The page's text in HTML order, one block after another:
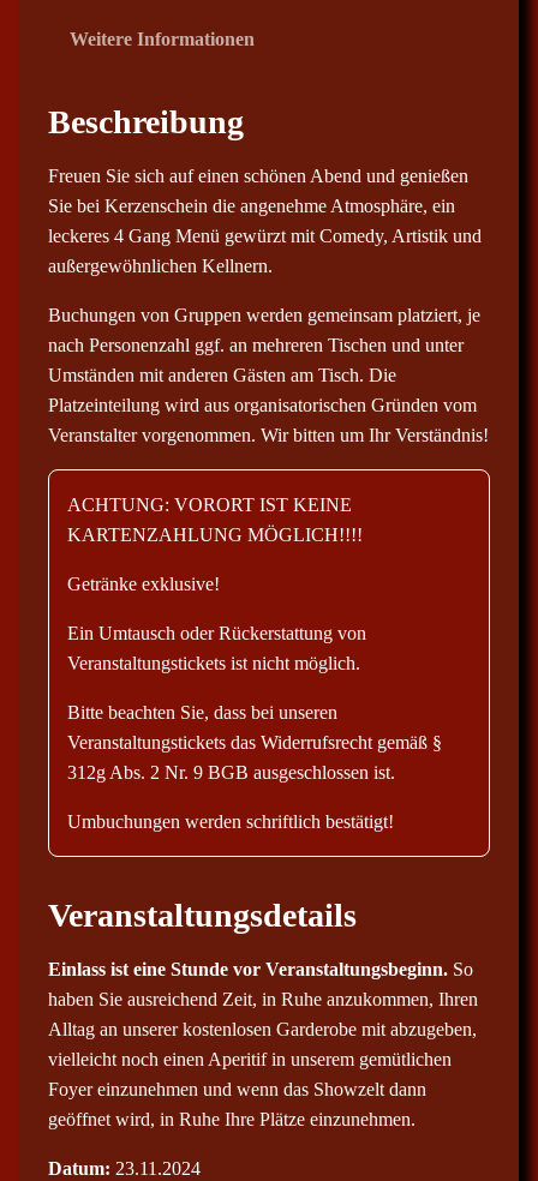
8
0
Weitere Informationen
Beschreibung
Freuen Sie sich auf einen schönen Abend und genießen
Sie bei Kerzenschein die angenehme Atmosphäre, ein
leckeres 4 Gang Menü gewürzt mit Comedy, Artistik und
außergewöhnlichen Kellnern.
Buchungen von Gruppen werden gemeinsam platziert, je
nach Personenzahl ggf. an mehreren Tischen und unter
Umständen mit anderen Gästen am Tisch. Die
Platzeinteilung wird aus organisatorischen Gründen vom
Veranstalter vorgenommen. Wir bitten um Ihr Verständnis!
ACHTUNG: VORORT IST KEINE
KARTENZAHLUNG MÖGLICH!!!!
Getränke exklusive!
Ein Umtausch oder Rückerstattung von
Veranstaltungstickets ist nicht möglich.
Bitte beachten Sie, dass bei unseren
Veranstaltungstickets das Widerrufsrecht gemäß §
312g Abs. 2 Nr. 9 BGB ausgeschlossen ist.
Umbuchungen werden schriftlich bestätigt!
Veranstaltungsdetails
Einlass ist eine Stunde vor Veranstaltungsbeginn. So
haben Sie ausreichend Zeit, in Ruhe anzukommen, Ihren
Alltag an unserer kostenlosen Garderobe mit abzugeben,
vielleicht noch einen Aperitif in unserem gemütlichen
Foyer einzunehmen und wenn das Showzelt dann
geöffnet wird, in Ruhe Ihre Plätze einzunehmen.
Datum: 23.11.2024